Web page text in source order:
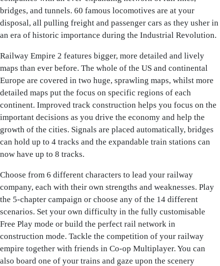
bridges, and tunnels. 60 famous locomotives are at your
disposal, all pulling freight and passenger cars as they usher in
an era of historic importance during the Industrial Revolution.
Railway Empire 2 features bigger, more detailed and lively
maps than ever before. The whole of the US and continental
Europe are covered in two huge, sprawling maps, whilst more
detailed maps put the focus on specific regions of each
continent. Improved track construction helps you focus on the
important decisions as you drive the economy and help the
growth of the cities. Signals are placed automatically, bridges
can hold up to 4 tracks and the expandable train stations can
now have up to 8 tracks.
Choose from 6 different characters to lead your railway
company, each with their own strengths and weaknesses. Play
the 5-chapter campaign or choose any of the 14 different
scenarios. Set your own difficulty in the fully customisable
Free Play mode or build the perfect rail network in
construction mode. Tackle the competition of your railway
empire together with friends in Co-op Multiplayer. You can
also board one of your trains and gaze upon the scenery